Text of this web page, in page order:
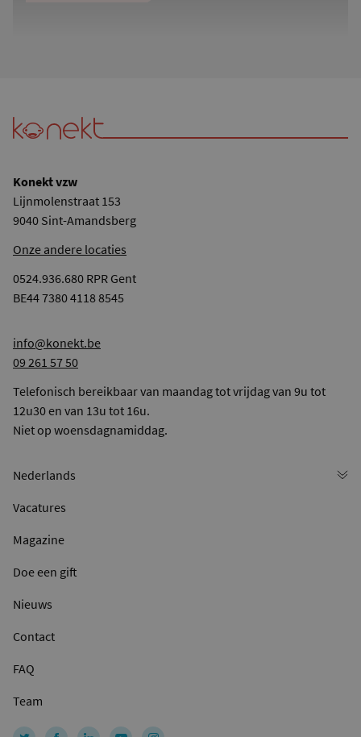
Konekt vzw
Lijnmolenstraat 153
9040 Sint-Amandsberg
Onze andere locaties
0524.936.680 RPR Gent
BE44 7380 4118 8545
info@konekt.be
09 261 57 50
Telefonisch bereikbaar van maandag tot vrijdag van 9u tot
12u30 en van 13u tot 16u.
Niet op woensdagnamiddag.
Vacatures
Magazine
Doe een gift
Nieuws
Contact
FAQ
Team